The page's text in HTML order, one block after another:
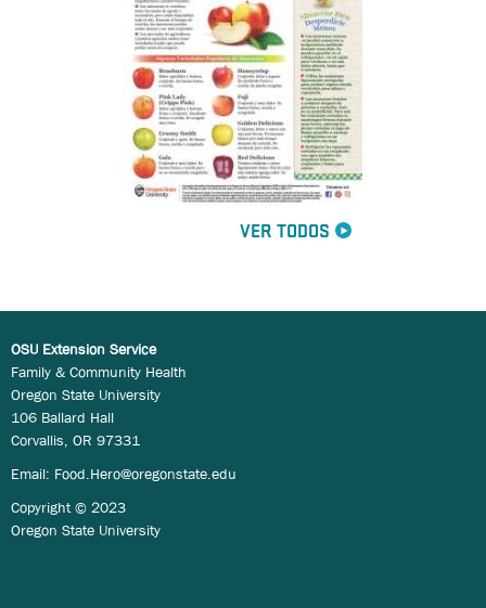
VER TODOS
OSU Extension Service
Family & Community Health
Oregon State University
106 Ballard Hall
Corvallis, OR 97331
Email: Food.Hero@oregonstate.edu
Copyright © 2023
Oregon State University